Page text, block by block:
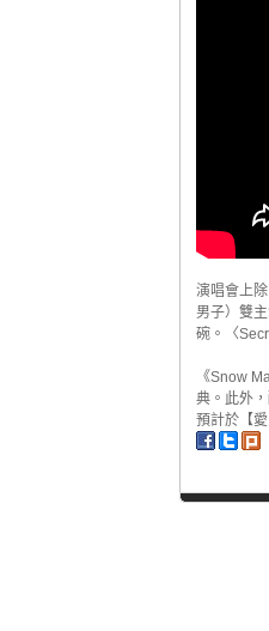
演唱會上
男子）雙
碗。〈
《Snow
典。此外
預計於【